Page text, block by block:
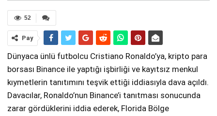
52
Pay
Dünyaca ünlü futbolcu Cristiano Ronaldo’ya, kripto para
borsası Binance ile yaptığı işbirliği ve kayıtsız menkul
kıymetlerin tanıtımını teşvik ettiği iddiasıyla dava açıldı.
Davacılar, Ronaldo’nun Binance’i tanıtması sonucunda
zarar gördüklerini iddia ederek, Florida Bölge